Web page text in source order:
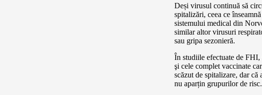
Deși virusul continuă să
spitalizări, ceea ce
sistemului medical din
similar altor virusuri
sau gripa sezonieră.
În studiile efectuate de FHI,
şi cele complet vaccinate
scăzut de spitalizare, dar că
nu aparțin grupurilor de risc.